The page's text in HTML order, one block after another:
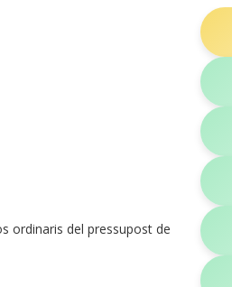
ordinaris del pressupost de